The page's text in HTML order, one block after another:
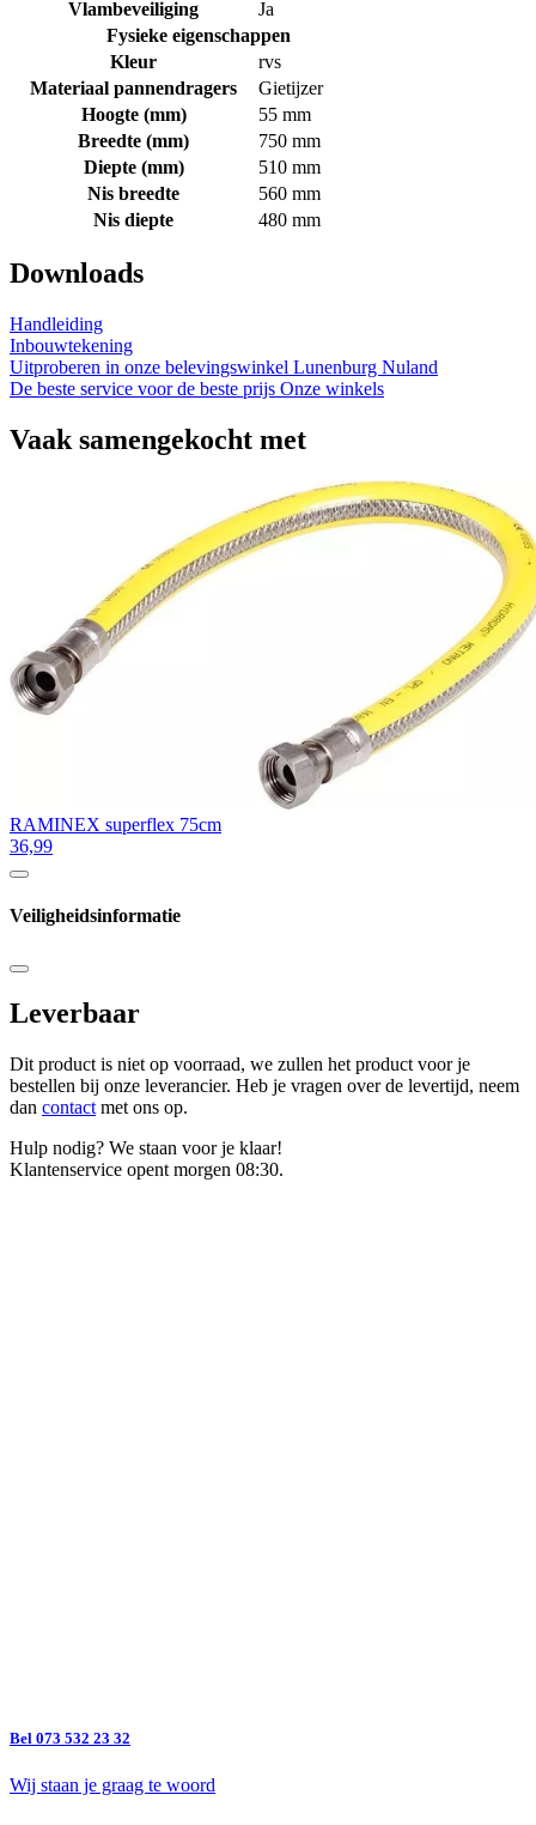
Vlambeveiliging
Ja
Fysieke eigenschappen
Kleur
rvs
Materiaal pannendragers
Gietijzer
Hoogte (mm)
55 mm
Breedte (mm)
750 mm
Diepte (mm)
510 mm
Nis breedte
560 mm
Nis diepte
480 mm
Downloads
Handleiding
Inbouwtekening
Uitproberen in onze belevingswinkel Lunenburg Nuland
De beste service voor de beste prijs Onze winkels
Vaak samengekocht met
RAMINEX superflex 75cm
36,99
Veiligheidsinformatie
Leverbaar
Dit product is niet op voorraad, we zullen het product voor je
bestellen bij onze leverancier. Heb je vragen over de levertijd, neem
dan contact met ons op.
Hulp nodig? We staan voor je klaar!
Klantenservice opent morgen 08:30.
Bel 073 532 23 32
Wij staan je graag te woord